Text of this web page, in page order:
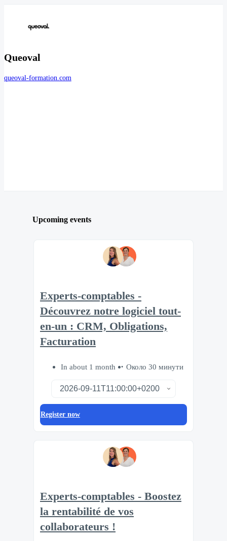
Queoval
queoval-formation.com
Upcoming events
Experts-comptables -
Découvrez notre logiciel tout-
en-un : CRM, Obligations,
Facturation
In about 1 month Около 30 минути
Register now
Experts-comptables - Boostez
la rentabilité de vos
collaborateurs !